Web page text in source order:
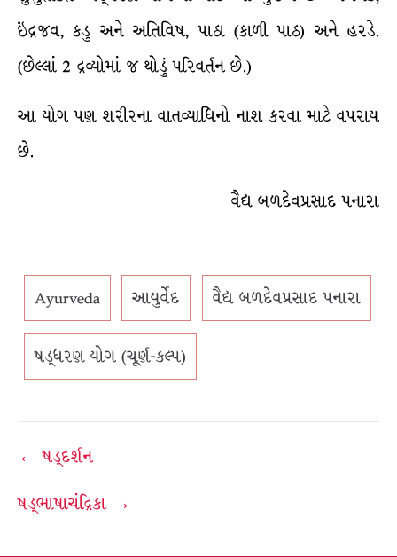
ઇંદ્રજવ, કડુ અને અતિવિષ, પાઠા (કાળી પાઠ) અને હરડે.
(છેલ્લાં 2 દ્રવ્યોમાં જ થોડું પરિવર્તન છે.)
આ યોગ પણ શરીરના વાતવ્યાધિનો નાશ કરવા માટે વપરાય
છે.
વૈદ્ય બળદેવપ્રસાદ પનારા
Ayurveda આયુર્વેદ વૈદ્ય બળદેવપ્રસાદ પનારા
ષડ્ધરણ યોગ (ચૂર્ણ-કલ્પ)
Post
navigation
← ષડ્દર્શન
ષડ્ભાષાચંદ્રિકા →